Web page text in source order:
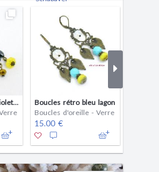
Boucles Gouttes Violettes
Boucles rétro bleu lagon
Boucles d'oreille - Verre
15.00 €